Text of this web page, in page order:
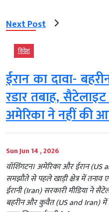
Next Post
विदेश
ईरान का दावा-
रडार तबाह,
अमेरिका ने नहीं की
Sun Jun 14 , 2026
वॉशिंगटन। अमेरिका और ईरान
समझौते से पहले खाड़ी क्षेत्र में तनाव
ईरानी (Iran) सरकारी मीडिया ने
बहरीन और कुवैत (US and Iran) में